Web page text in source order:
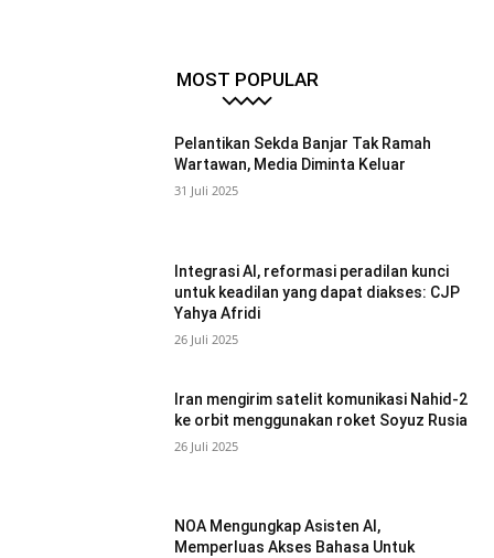
MOST POPULAR
Pelantikan Sekda Banjar Tak Ramah
Wartawan, Media Diminta Keluar
31 Juli 2025
Integrasi AI, reformasi peradilan kunci
untuk keadilan yang dapat diakses: CJP
Yahya Afridi
26 Juli 2025
Iran mengirim satelit komunikasi Nahid-2
ke orbit menggunakan roket Soyuz Rusia
26 Juli 2025
NOA Mengungkap Asisten AI,
Memperluas Akses Bahasa Untuk